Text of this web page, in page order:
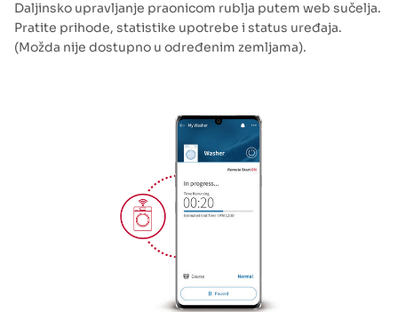
Daljinsko upravljanje praonicom rublja putem web sučelja.
Pratite prihode, statistike upotrebe i status uređaja.
(Možda nije dostupno u određenim zemljama).